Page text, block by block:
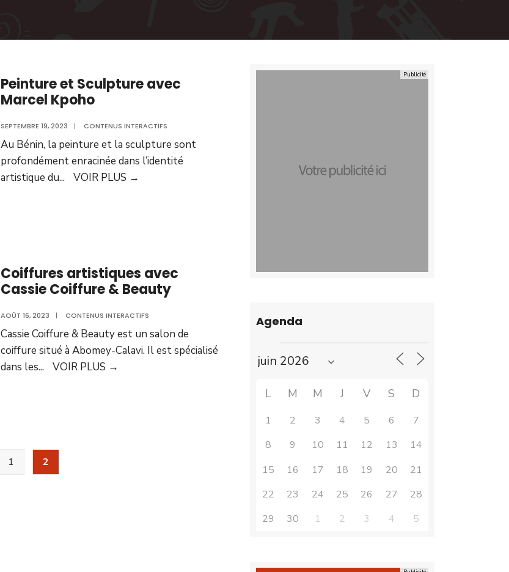
Peinture et Sculpture avec
Marcel Kpoho
SEPTEMBRE 19, 2023 | CONTENUS INTERACTIFS
Au Bénin, la peinture et la sculpture sont
profondément enracinée dans l’identité
artistique du... VOIR PLUS →
Coiffures artistiques avec
Cassie Coiffure & Beauty
AOÛT 16, 2023 | CONTENUS INTERACTIFS
Cassie Coiffure & Beauty est un salon de
coiffure situé à Abomey-Calavi. Il est spécialisé
dans les... VOIR PLUS →
1 2
Agenda
L M M J V S D
1 2 3 4 5 6
7
8
9 10 11 12 13
14
15
16 17 18 19 20
21
22
23 24 25 26 27
28
29
30 1 2 3 4 5